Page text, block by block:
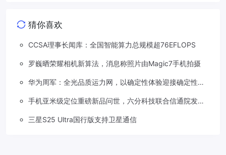
猜你喜欢
CCSA理事长闻库：全国智能算力总规模超76EFLOPS
罗巍晒荣耀相机新算法，消息称照片由Magic7手机拍摄
华为周军：全光品质运力网，以确定性体验迎接确定性的
手机亚米级定位重磅新品问世，六分科技联合信通院发布
三星S25 Ultra国行版支持卫星通信